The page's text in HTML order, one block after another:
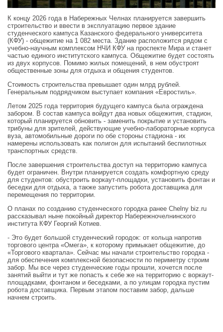
К концу 2026 года в Набережных Челнах планируется завершить
строительство и ввести в эксплуатацию первое здание
студенческого кампуса Казанского федерального университета
(КФУ) - общежитие на 1 082 места. Здание расположится рядом с
учебно-научным комплексом НЧИ КФУ на проспекте Мира и станет
частью единого институтского кампуса. Общежитие будет состоять
из двух корпусов. Помимо жилых помещений, в нем обустроят
общественные зоны для отдыха и общения студентов.
Стоимость строительства превышает один млрд рублей.
Генеральным подрядчиком выступает компания «Евростиль».
Летом 2025 года территория будущего кампуса была ограждена
забором. В состав кампуса войдут два новых общежития, стадион,
который планируется обновить - заменить покрытие и установить
трибуны для зрителей, действующие учебно-лабораторные корпуса
вуза, автомобильные дороги по обе стороны стадиона - их
намерены использовать как полигон для испытаний беспилотных
транспортных средств.
После завершения строительства доступ на территорию кампуса
будет ограничен. Внутри планируется создать комфортную среду
для студентов: обустроить воркаут-площадки, установить фонтан и
беседки для отдыха, а также запустить робота доставщика для
перемещения по территории.
О планах по созданию студенческого городка ранее Chelny biz.ru
рассказывал ныне покойный директор Набережночелнинского
института КФУ Георгий Котиев.
- Это будет большой студенческий городок: от кольца напротив
торгового центра «Омега», к которому примыкает общежитие, до
«Торгового квартала». Сейчас мы начали строительство городка -
для обеспечения комплексной безопасности по периметру строим
забор. Мы все через студенческие годы прошли, хочется после
занятий выйти и тут же попасть к себе же на территорию с воркаут-
площадками, фонтаном и беседками, а по улицам городка пустим
робота доставщика. Первым этапом поставим забор, дальше
начнем строить.